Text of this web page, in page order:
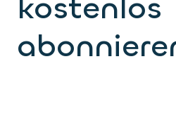
kostenlos